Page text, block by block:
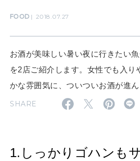
MAMA
FOOD 2018.07.27
お酒が美味しい暑い夜に行きたい
を2店ご紹介します。女性でも入り
かな雰囲気に、ついついお酒が進
SHARE
1.しっかりゴハンも